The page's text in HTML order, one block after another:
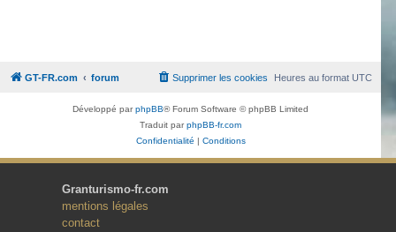
GT-FR.com forum Heures au formatUTC
Supprimer les cookies
Développé parphpBB® Forum Software © phpBB Limited
Traduit parphpBB-fr.com
Confidentialité | Conditions
Granturismo-fr.com
mentions légales
contact